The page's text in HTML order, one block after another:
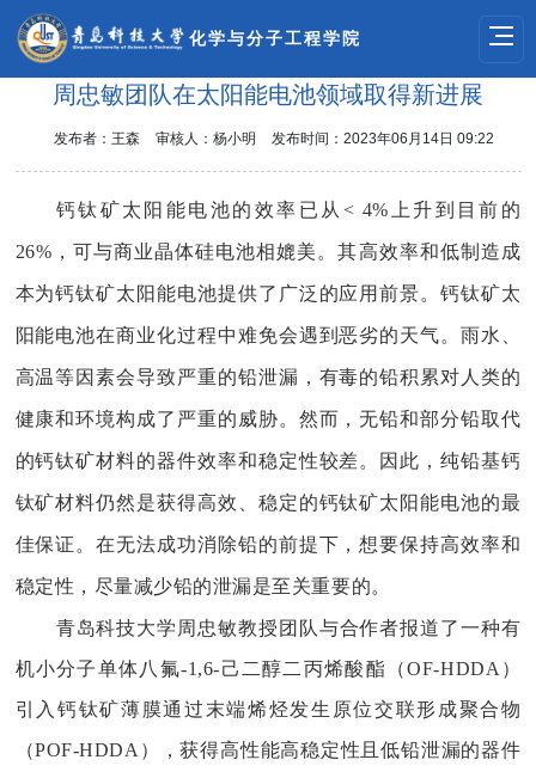
化学与分子工程学院
周忠敏团队在太阳能电池领域取得新进展
发布者：王森 审核人：杨小明 发布时间：2023年06月14日 09:22
钙钛矿太阳能电池的 效率 已从 < 4% 上升到 目前的
26% ，可与商业晶体硅电池相媲美。其高效率和低制造成
本为钙钛矿太阳能电池提供了广泛的应用前景。钙钛矿太
阳能电池在商业化过程中难免会遇到恶劣的天气。雨水、
高温等因素会导致严重的铅泄漏，有毒的铅积累对人类的
健康和环境构成了严重的威胁。然而，无铅和部分铅取代
的钙钛矿材料的器件效率和稳定性较差。因此，纯铅基钙
钛矿材料仍然是获得高效、稳定的钙钛矿太阳能电池的最
佳保证。在无法成功消除铅的前提下，想要保持高效率和
稳定性，尽量减少铅的泄漏是至关重要的。
青岛科技大学 周忠敏教授团队与合作者报道了一种有
机小分子单体八氟-1,6-己二醇二丙烯酸酯（OF-HDDA ）
引入钙钛矿薄膜通过末端烯烃发生原位交联形成聚合物
（POF-HDDA ），获得高性能高稳定性且低铅泄漏的器件